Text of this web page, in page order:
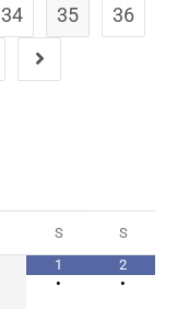
34 35
36
S
S
1
•
2
•